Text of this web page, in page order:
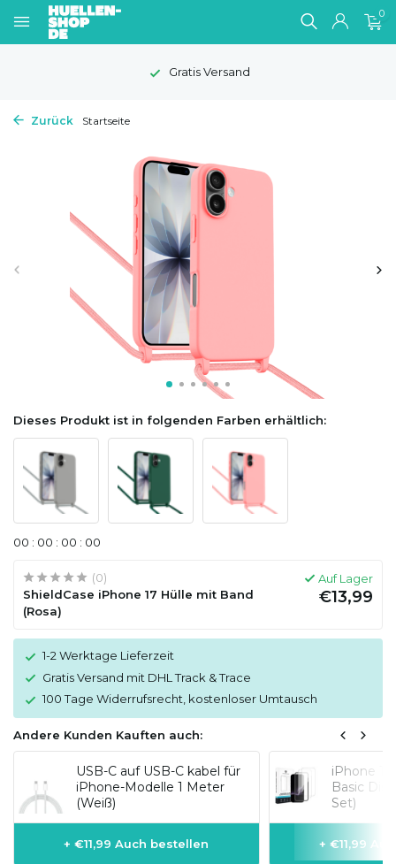
0
Gratis Versand
Zurück Startseite
Dieses Produkt ist in folgenden Farben erhältlich:
00 : 00 : 00 : 00
(0)
ShieldCase iPhone 17 Hülle mit Band
(Rosa)
Auf Lager
€13,99
1-2 Werktage Lieferzeit
Gratis Versand mit DHL Track & Trace
100 Tage Widerrufsrecht, kostenloser Umtausch
Andere Kunden Kauften auch:
USB-C auf USB-C kabel für
iPhone-Modelle 1 Meter
(Weiß)
+ €11,99 Auch bestellen
iPhone
Basic
Set)
+ €11,99